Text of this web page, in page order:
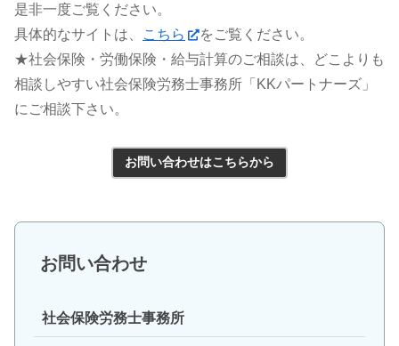
是非一度ご覧ください。
具体的なサイトは、
こちら
をご覧ください。
★社会保険・労働保険・給与計算のご相談は、どこよりも
相談しやすい社会保険労務士事務所「KKパートナーズ」
にご相談下さい。
お問い合わせはこちらから
お問い合わせ
社会保険労務士事務所